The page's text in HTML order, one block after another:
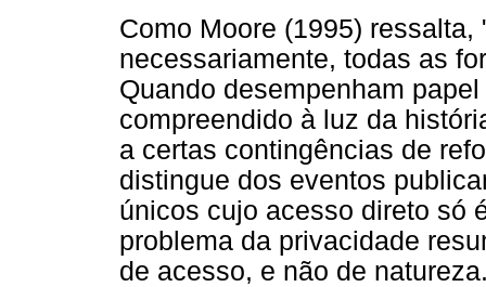
Como Moore (1995)
necessariamente, todas as
Quando desempenham
compreendido à luz da
a certas contingências de
distingue dos eventos
únicos cujo acesso direto só
problema da privacidade
de acesso, e não de